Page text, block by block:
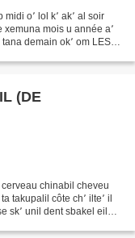
midi o՚ lol k՚ ak՚ al soir
xemuna mois u année a՚
demain ok՚ om LES
(DE
cerveau chinabil cheveu
takupalil côte ch՚ ilte՚ il
sk՚ unil dent sbakel eil